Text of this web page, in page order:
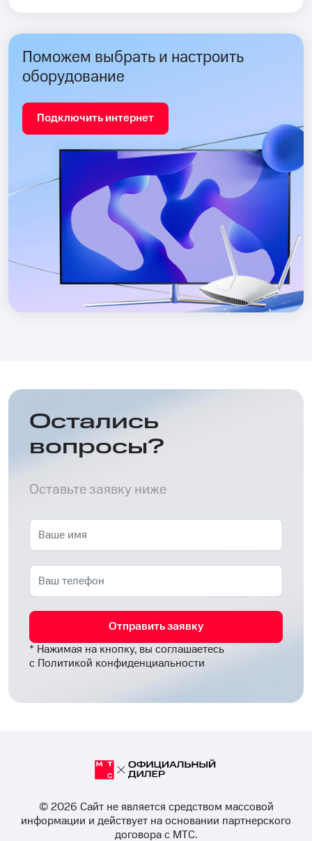
Поможем выбрать и настроить
оборудование
Подключить интернет
Остались
вопросы?
Оставьте заявку ниже
Отправить заявку
* Нажимая на кнопку, вы соглашаетесь
с Политикой конфиденциальности
© 2026 Cайт не является средством массовой
информации и действует на основании партнерского
договора с МТС.